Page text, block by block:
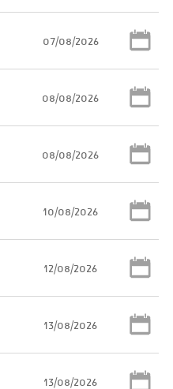
07/08/2026
08/08/2026
08/08/2026
10/08/2026
12/08/2026
13/08/2026
13/08/2026